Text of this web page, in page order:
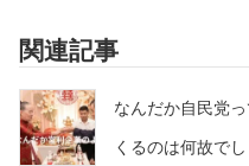
関連記事
なんだか自民党
くるのは何故でし